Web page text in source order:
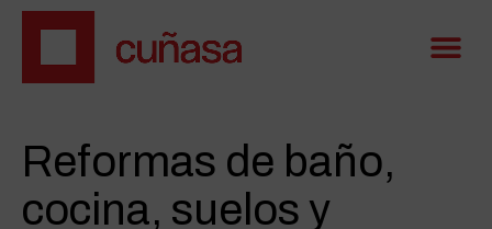
Reformas de baño,
cocina, suelos y